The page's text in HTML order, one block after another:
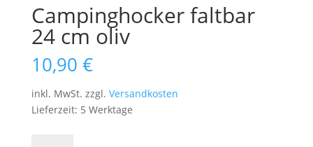
Campinghocker faltbar
24 cm oliv
10,90 €
inkl. MwSt. zzgl. Versandkosten
Lieferzeit: 5 Werktage